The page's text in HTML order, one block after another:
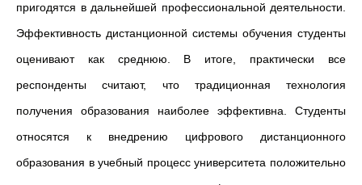
пригодятся в дальнейшей профессиональной деятельности.
Эффективность дистанционной системы обучения студенты
оценивают как среднюю. В итоге, практически все
респонденты считают, что традиционная технология
получения образования наиболее эффективна. Студенты
относятся к внедрению цифрового дистанционного
образования в учебный процесс университета положительно